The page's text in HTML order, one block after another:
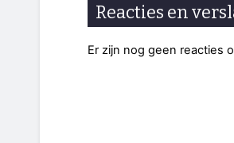
Reacties en
Er zijn nog geen reacties